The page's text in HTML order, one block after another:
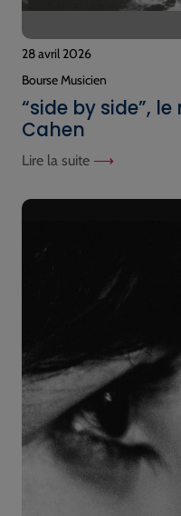
28 avril 2026
Bourse Musicien
“side by side”,
Cahen
Lire la suite